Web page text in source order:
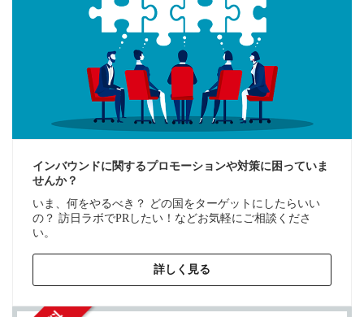
インバウンドに関するプロモーションや対策に困っていま
せんか？
いま、何をやるべき？ どの国をターゲットにしたらいい
の？ 訪日ラボでPRしたい！などお気軽にご相談くださ
い。
詳しく見る